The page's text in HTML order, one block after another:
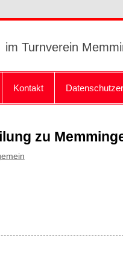
im Turnverein
Kontakt
zu